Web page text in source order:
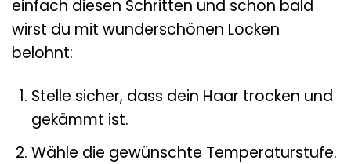
einfach diesen Schritten und schon bald
wirst du mit wunderschönen Locken
belohnt:
Stelle sicher, dass dein Haar trocken und
gekämmt ist.
Wähle die gewünschte Temperaturstufe.